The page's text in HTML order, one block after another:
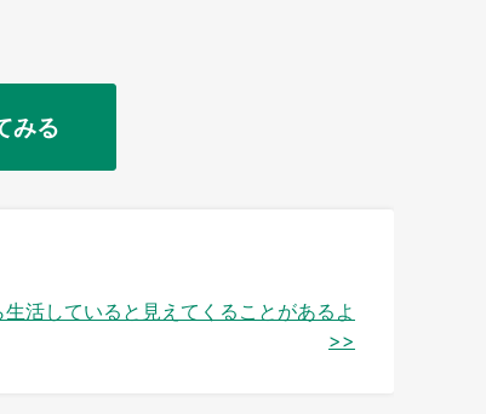
みる
活していると見えてくることがあるよ
>>